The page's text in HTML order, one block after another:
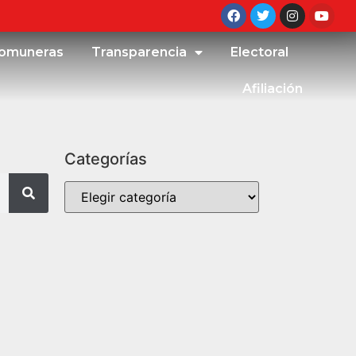
Transparencia Electoral
Afiliación
Categorías